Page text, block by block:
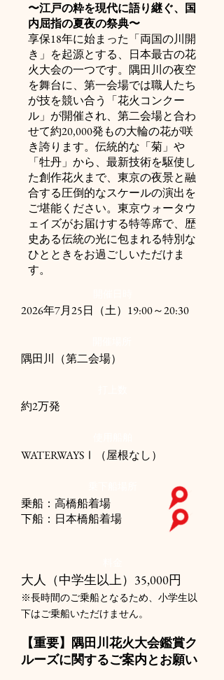
〜江戸の粋を現代に語り継ぐ、国
内屈指の夏夜の祭典〜
享保18年に始まった「両国の川開
き」を起源とする、日本最古の花
火大会の一つです。隅田川の夜空
を舞台に、第一会場では職人たち
が技を競い合う「花火コンクー
ル」が開催され、第二会場と合わ
せて約20,000発もの大輪の花が咲
き誇ります。伝統的な「菊」や
「牡丹」から、最新技術を駆使し
た創作花火まで、東京の夜景と融
合する圧倒的なスケールの演出を
ご堪能ください。東京ウォータウ
ェイズがお届けする特等席で、歴
史ある伝統の光に包まれる特別な
ひとときをお過ごしいただけま
す。
2026年7月25日（土） 19:00～20:30
​隅田川（第二会場）
約2万発
WATERWAYSⅠ（屋根なし）
乗船：高橋船着場
下船：日本橋船着場
大人（中学生以上）35,000円
​※長時間のご乗船となるため、小学生以
下はご乗船いただけません。
【重要】隅田川花火大会鑑賞ク
ルーズに関するご案内とお願い